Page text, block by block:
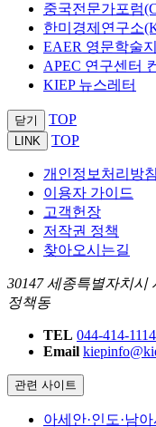
중국전문가포럼
한미경제연구소
EAER 영문학술지
APEC 연구센터
KIEP 뉴스레터
닫기 TOP
LINK TOP
개인정보처리방침
이용자 가이드
고객헌장
저작권 정책
찾아오시는길
30147 세종특별자치시
정책동
TEL 044-414-1114
Email
관련 사이트
아세안·인도·남